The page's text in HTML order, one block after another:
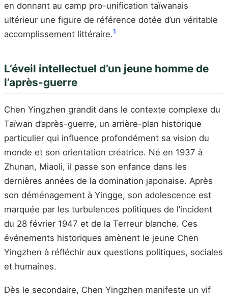
en donnant au camp pro-unification taïwanais
ultérieur une figure de référence dotée d’un véritable
accomplissement littéraire.1
L’éveil intellectuel d’un jeune homme de
l’après-guerre
Chen Yingzhen grandit dans le contexte complexe du
Taïwan d’après-guerre, un arrière-plan historique
particulier qui influence profondément sa vision du
monde et son orientation créatrice. Né en 1937 à
Zhunan, Miaoli, il passe son enfance dans les
dernières années de la domination japonaise. Après
son déménagement à Yingge, son adolescence est
marquée par les turbulences politiques de l’incident
du 28 février 1947 et de la Terreur blanche. Ces
événements historiques amènent le jeune Chen
Yingzhen à réfléchir aux questions politiques, sociales
et humaines.
Dès le secondaire, Chen Yingzhen manifeste un vif